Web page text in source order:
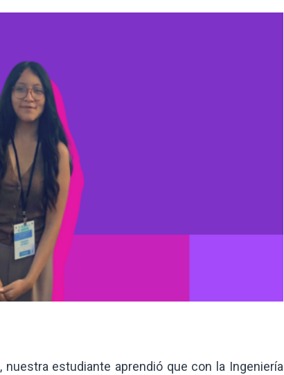
estudiante aprendió que con la Ingeniería